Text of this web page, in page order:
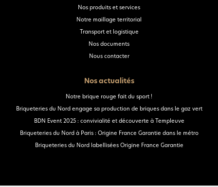
Nos produits et services
Notre maillage territorial
Transport et logistique
Nos documents
Nous contacter
Nos actualités
Notre brique rouge fait du sport !
Briqueteries du Nord engage sa production de briques dans le gaz vert
BDN Event 2025 : convivialité et découverte à Templeuve
Briqueteries du Nord à Paris : Origine France Garantie dans le métro
Briqueteries du Nord labellisées Origine France Garantie